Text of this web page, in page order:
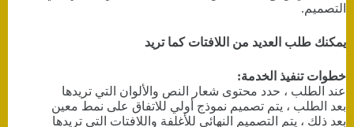
التصميم.
يمكنك طلب العديد من اللافتات كما تريد
خطوات تنفيذ الخدمة:
عند الطلب ، حدد محتوى شعار النص والألوان التي تريدها
بعد الطلب ، يتم تصميم نموذج أولي للاتفاق على نمط معين
بعد ذلك ، يتم التصميم النهائي للأغلفة واللافتات التي تريدها